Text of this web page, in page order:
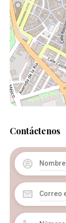
Contáctenos